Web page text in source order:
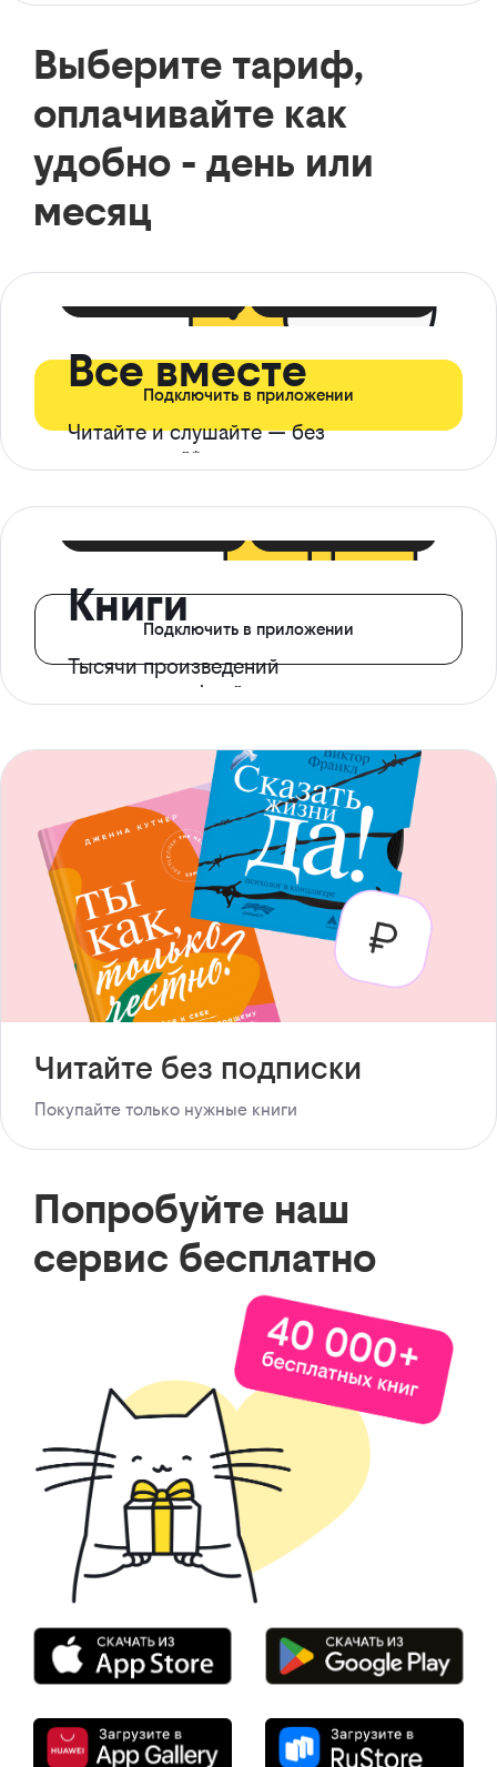
Выберите тариф,
оплачивайте как
удобно - день или
месяц
Все вместе
Читайте и слушайте — без
ограничений*
Подключить в приложении
Книги
Тысячи произведений
с доступом офлайн
Подключить в приложении
Читайте без подписки
Покупайте только нужные книги
Попробуйте наш
сервис бесплатно